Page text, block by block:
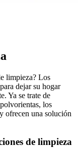
limpieza? Los
dejar su hogar
Ya se trate de
los
ofrecen una solución
de limpieza